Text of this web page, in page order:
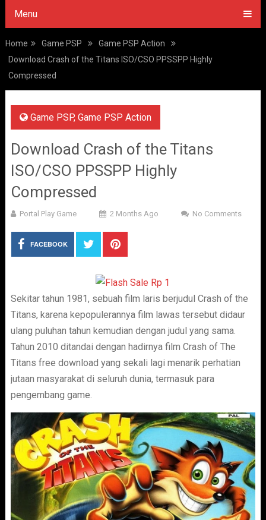
Menu
Home Game PSP
Game PSP Action
Download Crash of the Titans ISO/CSO PPSSPP Highly
Compressed
Game PSP, Game PSP Action
Download Crash of the Titans
ISO/CSO PPSSPP Highly
Compressed
Portal Play Game 2 Months Ago No Comments
FACEBOOK
Sekitar tahun 1981, sebuah film laris berjudul Crash of the
Titans, karena kepopulerannya film lawas tersebut didaur
ulang puluhan tahun kemudian dengan judul yang sama.
Tahun 2010 ditandai dengan hadirnya film Crash of The
Titans free download yang sekali lagi menarik perhatian
jutaan masyarakat di seluruh dunia, termasuk para
pengembang game.